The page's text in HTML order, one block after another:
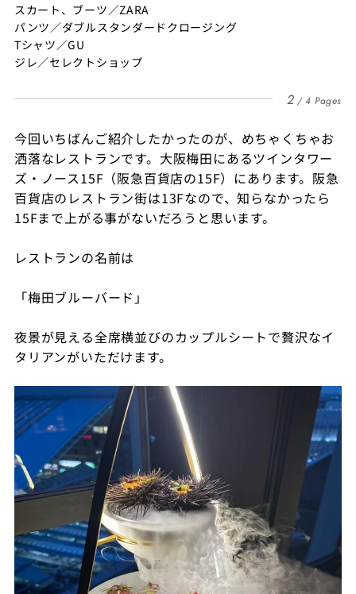
スカート、ブーツ／ZARA
パンツ／ダブルスタンダードクロージング
Tシャツ／GU
ジレ／セレクトショップ
2 4 Pages
今回いちばんご紹介したかったのが、めちゃくちゃお
洒落なレストランです。大阪梅田にあるツインタワー
ズ・ノース15F（阪急百貨店の15F）にあります。阪急
百貨店のレストラン街は13Fなので、知らなかったら
15Fまで上がる事がないだろうと思います。
レストランの名前は
「梅田ブルーバード」
夜景が見える全席横並びのカップルシートで贅沢なイ
タリアンがいただけます。